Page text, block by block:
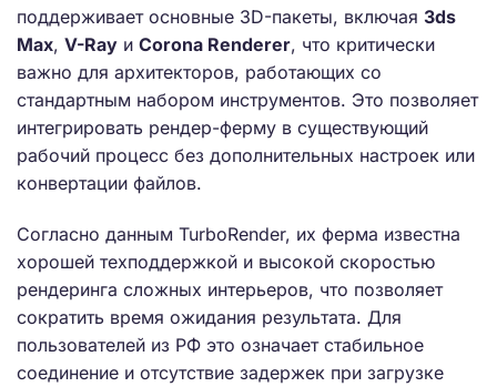
поддерживает основные 3D-пакеты, включая 3ds
Max, V-Ray и Corona Renderer, что критически
важно для архитекторов, работающих со
стандартным набором инструментов. Это позволяет
интегрировать рендер-ферму в существующий
рабочий процесс без дополнительных настроек или
конвертации файлов.
Согласно данным TurboRender, их ферма известна
хорошей техподдержкой и высокой скоростью
рендеринга сложных интерьеров, что позволяет
сократить время ожидания результата. Для
пользователей из РФ это означает стабильное
соединение и отсутствие задержек при загрузке